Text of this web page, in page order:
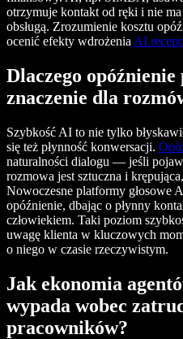
otrzymuje kontakt od ręki i nie
obsługą. Zrozumienie kosztu
ocenić efekty wdrożenia AI
Dlaczego opóźnienie
znaczenie dla
Szybkość AI to nie tylko
się też płynność konwersacji.
naturalności dialogu — jeśli
rozmowa jest sztuczna i
Nowoczesne platformy głosowe
opóźnienie, dbając o płynny
człowiekiem. Taki poziom
uwagę klienta w kluczowych
o niego w czasie rzeczywistym.
Jak ekonomia
wypada wobec
pracowników?